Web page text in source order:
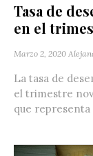
Tasa de
en el
Marzo 2, 2020
La tasa de
el trimestre
que representa